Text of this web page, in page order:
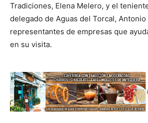
Tradiciones, Elena Melero, y el
delegado de Aguas del Torcal, Antonio
representantes de empresas que
en su visita.